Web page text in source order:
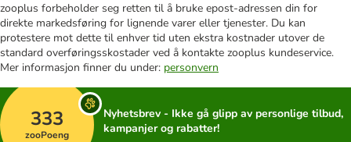
zooplus forbeholder seg retten til å bruke epost-adressen din for
direkte markedsføring for lignende varer eller tjenester. Du kan
protestere mot dette til enhver tid uten ekstra kostnader utover de
standard overføringsskostader ved å kontakte zooplus kundeservice.
Mer informasjon finner du under: personvern
333
zooPoeng
Nyhetsbrev - Ikke gå glipp av personlige tilbud,
kampanjer og rabatter!